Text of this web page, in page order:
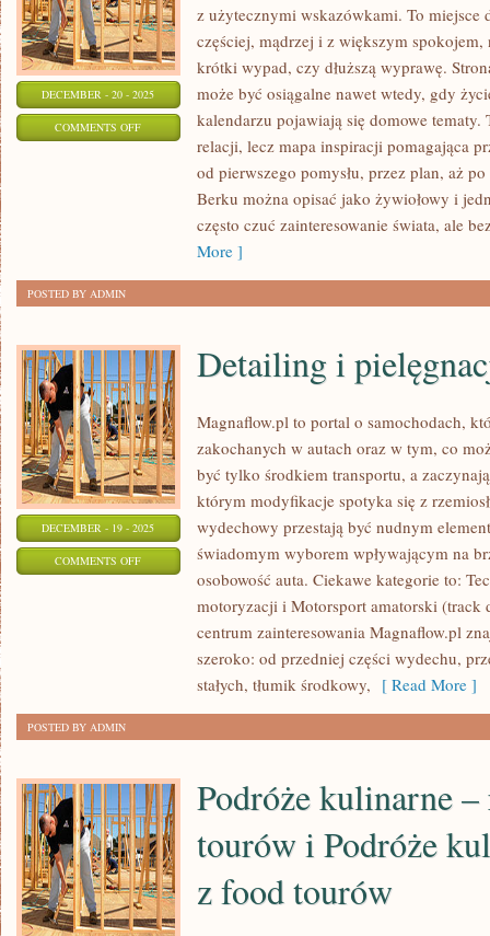
DECEMBER - 20 - 2025
COMMENTS OFFON
z użytecznymi wskazówkami. To miejsce
częściej, mądrzej i z większym
krótki wypad, czy dłuższą wyprawę.
może być osiągalne nawet wtedy, gdy
kalendarzu pojawiają się domowe tematy.
relacji, lecz mapa inspiracji pomagająca
od pierwszego pomysłu, przez plan, aż
Berku można opisać jako żywiołowy i
często czuć zainteresowanie świata, ale
More ]
POSTED BY ADMIN
DECEMBER - 19 - 2025
COMMENTS OFFON
PIELĘGNACJA
Detailing i
Magnaflow.pl to portal o samochodach,
zakochanych w autach oraz w tym, co
być tylko środkiem transportu, a
którym modyfikacje spotyka się z
wydechowy przestają być nudnym
świadomym wyborem wpływającym na
osobowość auta. Ciekawe kategorie to:
motoryzacji i Motorsport amatorski (track
centrum zainteresowania Magnaflow.pl
szeroko: od przedniej części wydechu,
stałych, tłumik środkowy, [ Read More ]
POSTED BY ADMIN
Podróże kulinarne
tourów i Podróże
z food tourów